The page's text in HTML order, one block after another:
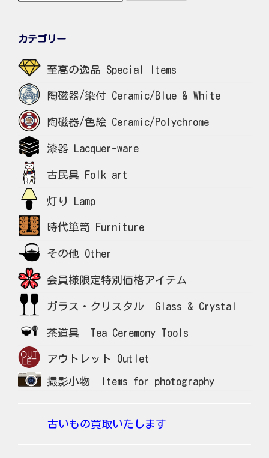
カテゴリー
至高の逸品 Special Items
陶磁器/染付 Ceramic/Blue & White
陶磁器/色絵 Ceramic/Polychrome
漆器 Lacquer-ware
古民具 Folk art
灯り Lamp
時代箪笥 Furniture
その他 Other
会員様限定特別価格アイテム
ガラス・クリスタル Glass & Crystal
茶道具 Tea Ceremony Tools
アウトレット Outlet
撮影小物 Items for photography
古いもの買取いたします